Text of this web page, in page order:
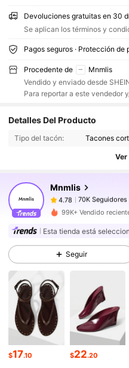
Devoluciones gratuitas en 30
Se aplican los términos y
Pagos seguros · Protección de
Procedente de
Mnmlis
Vendido y enviado desde
Para reportar a este vendedor
Detalles Del Producto
Tipo del tacón: Tacones
Ver
Mnmlis
4.78
70K Seguidores
m***npagóHace 1 día
4.78 70K Seguidores
70K Seguidores
4.78 70K Seguidores
99K+ Vendido
Esta tienda está
Seguir
$17.10 $22.20